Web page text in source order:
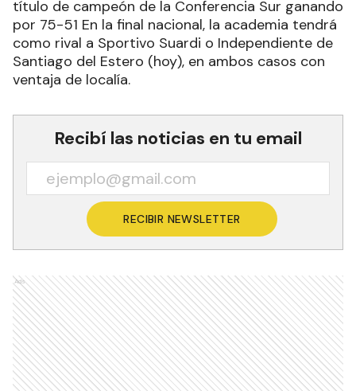
título de campeón de la Conferencia Sur ganando
por 75-51 En la final nacional, la academia tendrá
como rival a Sportivo Suardi o Independiente de
Santiago del Estero (hoy), en ambos casos con
ventaja de localía.
Recibí las noticias en tu email
RECIBIR NEWSLETTER
Ads